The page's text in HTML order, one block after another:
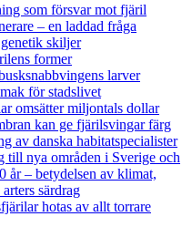
som försvar mot fjäril
– en laddad fråga
skiljer
former
larver
för stadslivet
omsätter miljontals dollar
kan ge fjärilsvingar färg
av danska habitatspecialister
till nya områden i Sverige och
år– betydelsen av klimat,
särdrag
hotas av allt torrare